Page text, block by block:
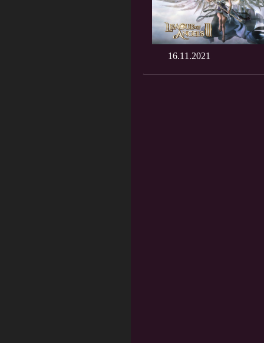
16.11.2021